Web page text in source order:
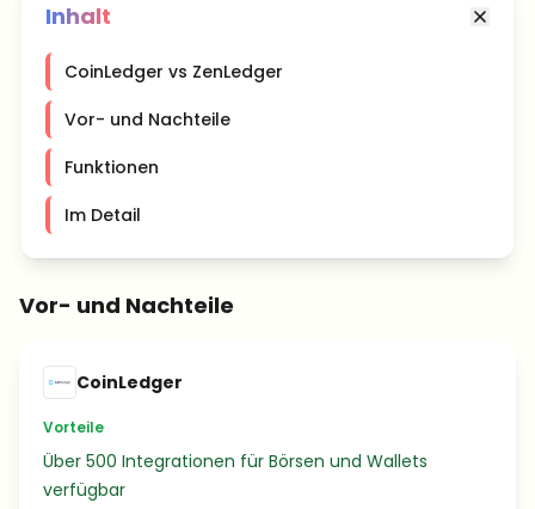
Inhalt
CoinLedger vs ZenLedger
Vor- und Nachteile
Funktionen
Im Detail
Vor- und Nachteile
CoinLedger
Vorteile
Über 500 Integrationen für Börsen und Wallets
verfügbar